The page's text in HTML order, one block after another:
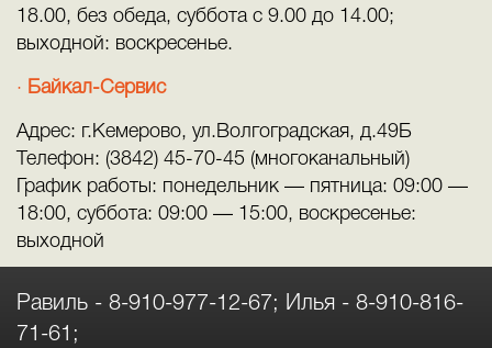
18.00, без обеда, суббота c 9.00 до 14.00;
выходной: воскресенье.
Байкал-Сервис
Адрес: г.Кемерово, ул.Волгоградская, д.49Б
Телефон: (3842) 45-70-45 (многоканальный)
График работы: понедельник — пятница: 09:00 —
18:00, суббота: 09:00 — 15:00, воскресенье:
выходной
Равиль - 8-910-977-12-67 ; Илья - 8-910-816-
71-61 ;